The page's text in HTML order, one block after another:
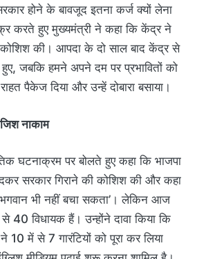
होने के बावजूद इतना कर्ज क्यों लेना
करते हुए मुख्यमंत्री ने कहा कि केंद्र ने
कोशिश की। आपदा के दो साल बाद केंद्र से
जबकि हमने अपने दम पर प्रभावितों को
पैकेज दिया और उन्हें दोबारा बसाया।
नाकाम
घटनाक्रम पर बोलते हुए कहा कि भाजपा
सरकार गिराने की कोशिश की और कहा
भी नहीं बचा सकता’। लेकिन आज
40 विधायक हैं। उन्होंने दावा किया कि
10 में से 7 गारंटियों को पूरा कर लिया